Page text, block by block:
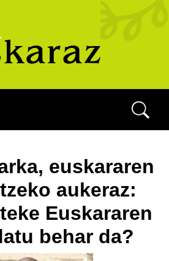
euskararen
aukeraz:
Euskararen
behar da?